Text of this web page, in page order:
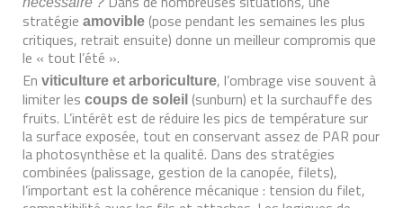
stratégieamovible (pose pendant les semaines les plus
critiques, retrait ensuite) donne un meilleur compromis que
le « tout l’été ».
Enviticulture et arboriculture, l’ombrage vise souvent à
limiter lescoups de soleil (sunburn) et la surchauffe des
fruits. L’intérêt est de réduire les pics de température sur
la surface exposée, tout en conservant assez de PAR pour
la photosynthèse et la qualité. Dans des stratégies
combinées (palissage, gestion de la canopée, filets),
l’important est la cohérence mécanique : tension du filet,